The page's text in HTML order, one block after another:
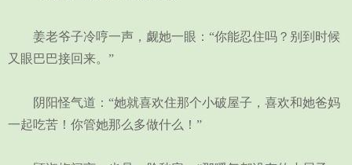
姜老爷子冷哼一声，觑她一眼：“你能忍住吗？别到时候
又眼巴巴接回来。”
阴阳怪气道：“她就喜欢住那个小破屋子，喜欢和她爸妈
一起吃苦！你管她那么多做什么！”